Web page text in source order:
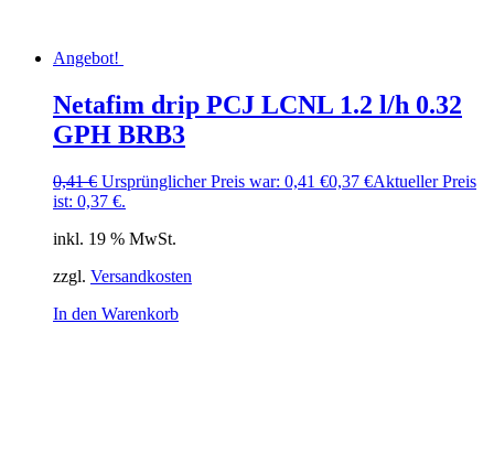
Angebot!
Netafim drip PCJ LCNL 1.2 l/h 0.32
GPH BRB3
0,41€ Ursprünglicher Preis war: 0,41 €0,37 €Aktueller Preis
ist: 0,37 €.
inkl. 19 % MwSt.
zzgl. Versandkosten
In den Warenkorb